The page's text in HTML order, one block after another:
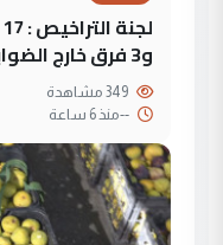
و3 فرق خارج الضوابط
--منذ 6 ساعة